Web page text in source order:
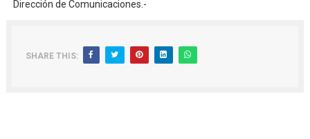
Dirección de Comunicaciones.-
SHARE THIS: